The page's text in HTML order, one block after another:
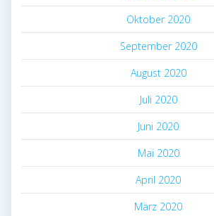
Oktober 2020
September 2020
August 2020
Juli 2020
Juni 2020
Mai 2020
April 2020
März 2020